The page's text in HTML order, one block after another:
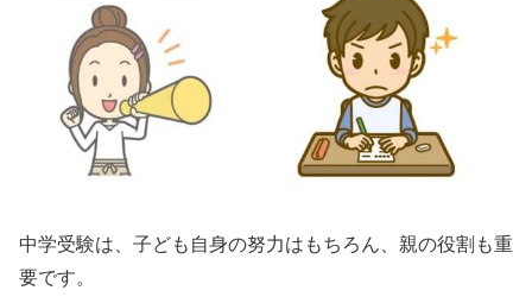
中学受験は、子ども自身の努力はもちろん、親の役割も重
要です。